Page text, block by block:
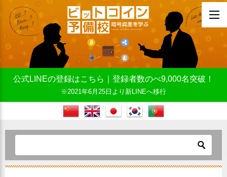
公式LINEの登録はこちら｜登録者数のべ9,000名突破！
※2021年6月25日より新LINEへ移行